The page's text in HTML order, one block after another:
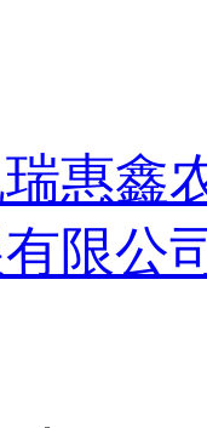
惠鑫
限公